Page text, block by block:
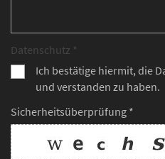
Datenschutz *
Ich bestätige hiermit, die
und verstanden zu haben.
Sicherheitsüberprüfung *